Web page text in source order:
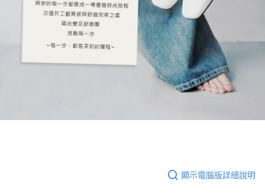
顯示電腦版詳細說明